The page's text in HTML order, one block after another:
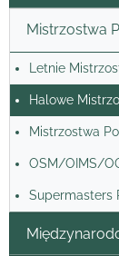
Mistrzostwa
Letnie
Halowe
Mistrzostwa
OSM/OIMS/
Supermasters